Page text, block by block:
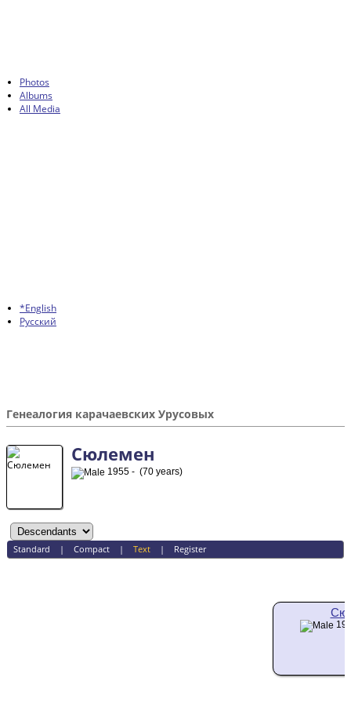
Photos
Albums
All Media
*English
Русский
Генеалогия карачаевских Урусовых
Сюлемен
1955 - (70 years)
Standard | Compact| Text| Register